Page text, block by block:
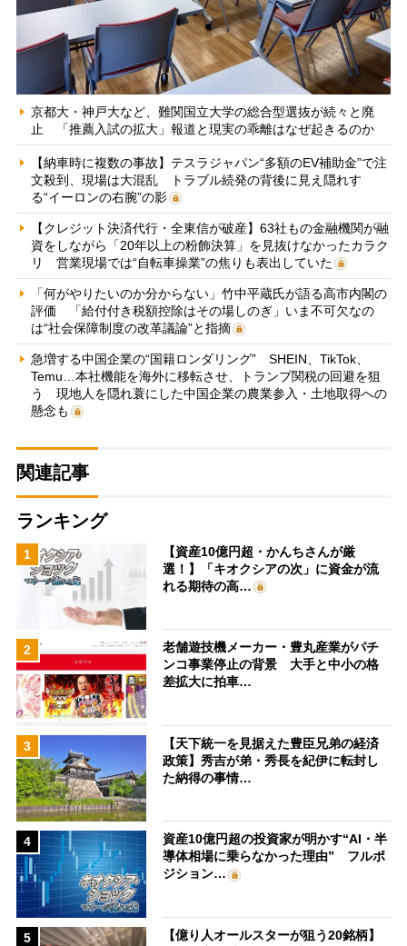
京都大・神戸大など、難関国立大学の総合型選抜が続々と廃
止 「推薦入試の拡大」報道と現実の乖離はなぜ起きるのか
【納車時に複数の事故】テスラジャパン“多額のEV補助金”で注
文殺到、現場は大混乱 トラブル続発の背後に見え隠れす
る“イーロンの右腕”の影
【クレジット決済代行・全東信が破産】63社もの金融機関が融
資をしながら「20年以上の粉飾決算」を見抜けなかったカラク
リ 営業現場では“自転車操業”の焦りも表出していた
「何がやりたいのか分からない」竹中平蔵氏が語る高市内閣の
評価 「給付付き税額控除はその場しのぎ」いま不可欠なの
は“社会保障制度の改革議論”と指摘
急増する中国企業の“国籍ロンダリング” SHEIN、TikTok、
Temu…本社機能を海外に移転させ、トランプ関税の回避を狙
う 現地人を隠れ蓑にした中国企業の農業参入・土地取得への
懸念も
関連記事
ランキング
1
【資産10億円超・かんちさんが厳
選！】「キオクシアの次」に資金が流
れる期待の高…
2
老舗遊技機メーカー・豊丸産業がパチ
ンコ事業停止の背景 大手と中小の格
差拡大に拍車…
3
【天下統一を見据えた豊臣兄弟の経済
政策】秀吉が弟・秀長を紀伊に転封し
た納得の事情…
4
資産10億円超の投資家が明かす“AI・半
導体相場に乗らなかった理由” フルポ
ジション…
5
【億り人オールスターが狙う20銘柄】